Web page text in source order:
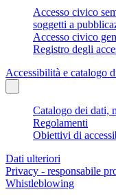
Accesso civico
soggetti a
Accesso civico
Registro degli
Accessibilità e catalogo
Catalogo dei dati,
Regolamenti
Obiettivi di
Dati ulteriori
Privacy - responsabile
Whistleblowing